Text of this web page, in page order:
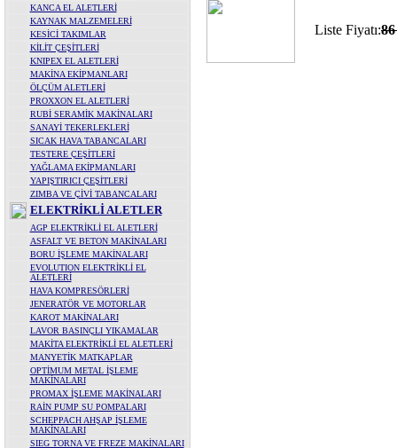
KANCA EL ALETLERİ
KAYNAK MALZEMELERİ
KESİCİ TAKIMLAR
KİLİT ÇEŞİTLERİ
KNIPEX EL ALETLERİ
MAKİNA EKİPMANLARI
ÖLÇÜM ALETLERİ
PROXXON EL ALETLERİ
RUBİ SERAMİK MAKİNALARI
SANAYİ TEKERLEKLERİ
SICAK HAVA TABANCALARI
TESTERE ÇEŞİTLERİ
YAĞLAMA EKİPMANLARI
YAPIŞTIRICI ÇEŞİTLERİ
ZIMBA VE ÇİVİ TABANCALARI
ELEKTRİKLİ ALETLER
AGP ELEKTRİKLİ EL ALETLERİ
ASFALT VE BETON MAKİNALARI
BORU İŞLEME MAKİNALARI
EVOLUTION ELEKTRİKLİ EL
ALETLERİ
HAVA KOMPRESÖRLERİ
JENERATÖR VE MOTORLAR
KAROT MAKİNALARI
LAVOR BASINÇLI YIKAMALAR
MAKİTA ELEKTRİKLİ EL ALETLERİ
MANYETİK MATKAPLAR
OPTİMUM METAL İŞLEME
MAKİNALARI
PROMAX İŞLEME MAKİNALARI
RAİN PUMP SU POMPALARI
SCHEPPACH AHŞAP İŞLEME
MAKİNALARI
SIEG TORNA VE FREZE MAKİNALARI
Liste Fiyatı: